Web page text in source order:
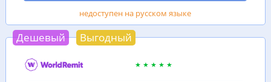
недоступен на русском языке
Дешевый Выгодный